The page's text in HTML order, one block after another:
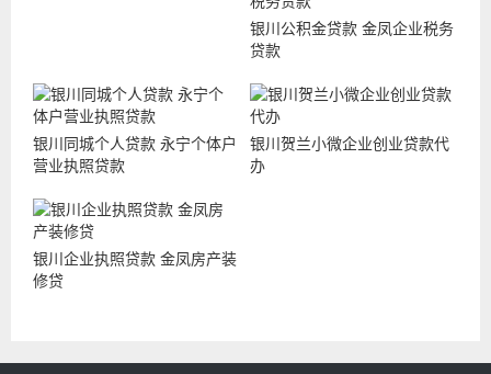
银川公积金贷款 金凤企业税务
贷款
银川同城个人贷款 永宁个体户
营业执照贷款
银川贺兰小微企业创业贷款代
办
银川企业执照贷款 金凤房产装
修贷